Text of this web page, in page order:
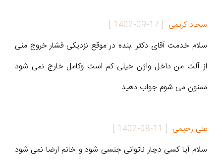
سجاد کریمی [
1402-09-17
]
سلام خدمت آقای دکتر .بنده در موقع نزدیکی فشار خروج منی
از آلت من داخل واژن خیلی کم است وکامل خارج نمی شود
ممنون می شوم جواب دهید
علی رحیمی [
1402-08-11
]
سلام آیا کسی دچار ناتوانی جنسی شود و خانم ارضا نمی شود